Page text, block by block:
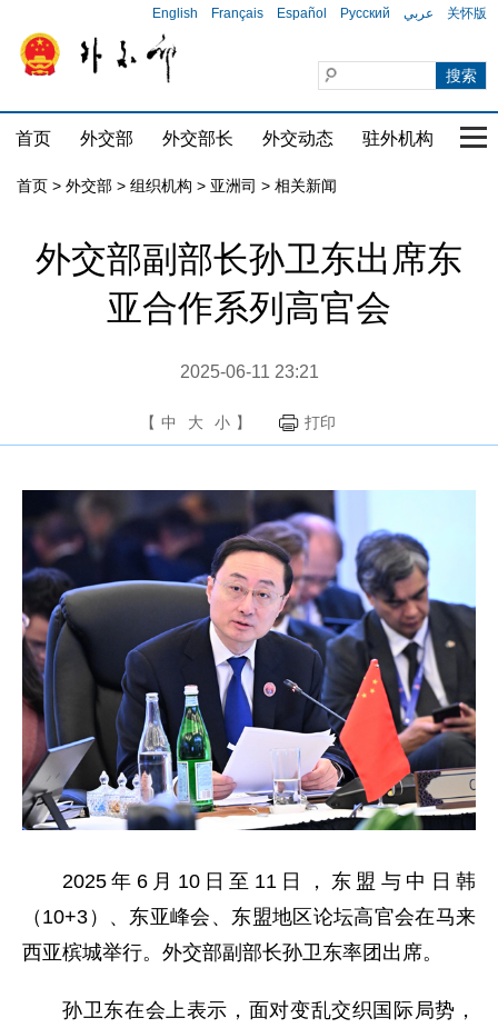
English Français Español Русский عربي 关怀版
首页 外交部 外交部长 外交动态 驻外机构 国
首页 > 外交部 > 组织机构 > 亚洲司 > 相关新闻
外交部副部长孙卫东出席东
亚合作系列高官会
2025-06-11 23:21
【 中 大 小 】 打印
2025年6月10日至11日，东盟与中日韩
（10+3）、东亚峰会、东盟地区论坛高官会在马来
西亚槟城举行。外交部副部长孙卫东率团出席。
孙卫东在会上表示，面对变乱交织国际局势，